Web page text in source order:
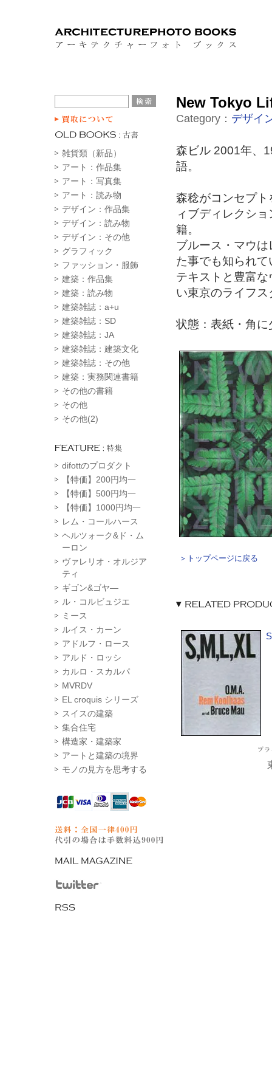
雑貨類（新品）
アート：作品集
アート：写真集
アート：読み物
デザイン：作品集
デザイン：読み物
デザイン：その他
グラフィック
ファッション・服飾
建築：作品集
建築：読み物
建築雑誌：a+u
建築雑誌：SD
建築雑誌：JA
建築雑誌：建築文化
建築雑誌：その他
建築：実務関連書籍
その他の書籍
その他
その他(2)
difottのプロダクト
【特価】200円均一
【特価】500円均一
【特価】1000円均一
レム・コールハース
ヘルツォーク&ド・ム
ーロン
ヴァレリオ・オルジア
ティ
ギゴン&ゴヤ―
ル・コルビュジエ
ミース
ルイス・カーン
アドルフ・ロース
アルド・ロッシ
カルロ・スカルパ
MVRDV
EL croquis シリーズ
スイスの建築
集合住宅
構造家・建築家
アートと建築の境界
モノの見方を思考する
New Tokyo
Category： デザイ
森ビル 2001年、
語。
森稔がコンセプ
ィブディレクシ
籍。
ブルース・マウ
た事でも知られて
テキストと豊富
い東京のライフ
状態：表紙・角
＞トップページに戻る